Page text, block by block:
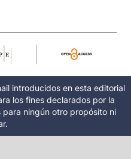
introducidos en esta editorial
los fines declarados por la
ningún otro propósito ni